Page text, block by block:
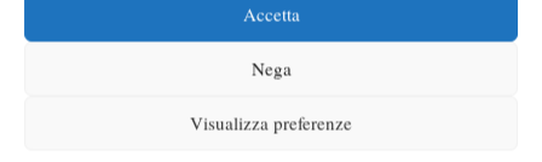
Accetta
Nega
Visualizza preferenze
MotoGp 2009, in Qatar la Pole è di